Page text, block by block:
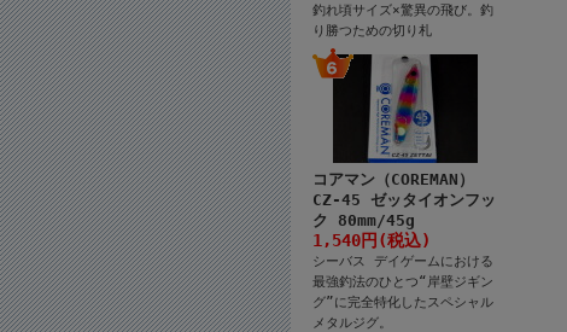
釣れ頃サイズ×驚異の飛び。釣
り勝つための切り札
コアマン（COREMAN）
CZ-45 ゼッタイオンフッ
ク 80mm/45g
1,540円(税込)
シーバス デイゲームにおける
最強釣法のひとつ“岸壁ジギン
グ”に完全特化したスペシャル
メタルジグ。